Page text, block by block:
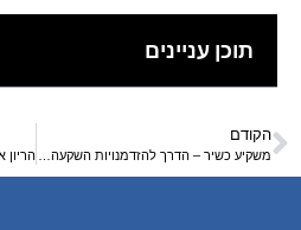
תוכן עניינים
הקודם